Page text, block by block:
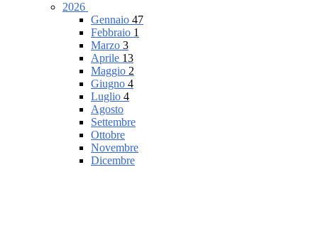
2026
Gennaio 47
Febbraio 1
Marzo 3
Aprile 13
Maggio 2
Giugno 4
Luglio 4
Agosto
Settembre
Ottobre
Novembre
Dicembre